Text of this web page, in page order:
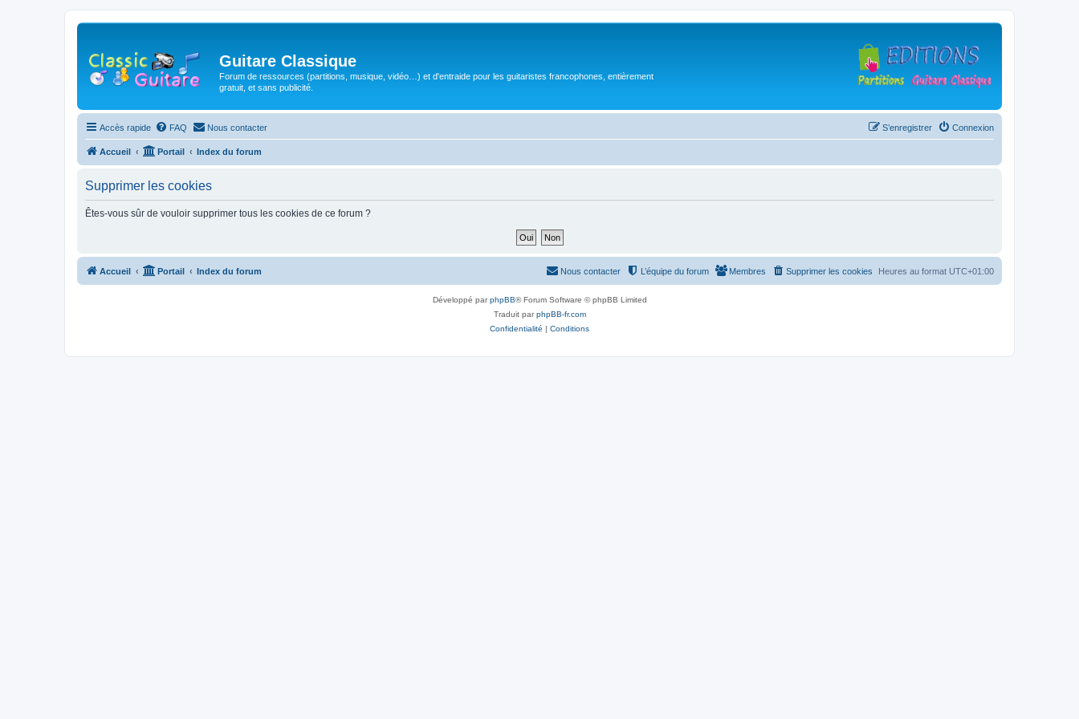
Guitare Classique
Forum de ressources (partitions, musique, vidéo…) et d'entraide pour les guitaristes francophones, entièrement
gratuit, et sans publicité.
Accès rapide FAQ Nous contacter Connexion
S’enregistrer
Accueil Portail Index du forum
Supprimer les cookies
Êtes-vous sûr de vouloir supprimer tous les cookies de ce forum ?
Accueil Portail Index du forum Heures au format UTC+01:00
Supprimer les cookies
Membres
L’équipe du forum
Nous contacter
Développé parphpBB® Forum Software © phpBB Limited
Traduit parphpBB-fr.com
Confidentialité | Conditions